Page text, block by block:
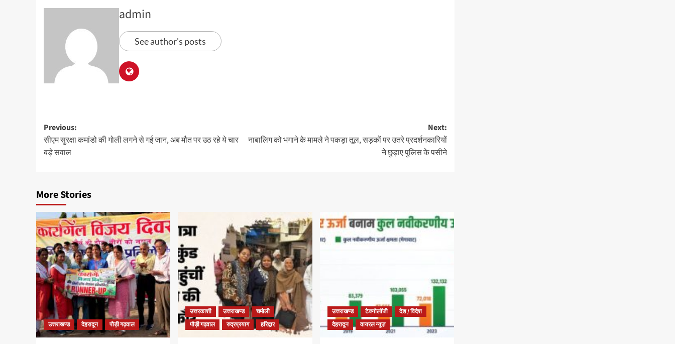
admin
See author's posts
Previous:
सीएम सुरक्षा कमांडो की गोली लगने से गई जान, अब मौत पर उठ रहे ये चार
बड़े सवाल
Next:
नाबालिग को भगाने के मामले ने पकड़ा तूल, सड़कों पर उतरे प्रदर्शनकारियों
ने छुड़ाए पुलिस के पसीने
More Stories
उत्तराखण्ड देहरादून पौड़ी गढ़वाल
उत्तरकाशी उत्तराखण्ड
चमोली
पौड़ी गढ़वाल
रुद्रप्रयाग हरिद्वार
उत्तराखण्ड टेक्नोलॉजी
देश / विदेश
देहरादून
वायरल न्यूज़